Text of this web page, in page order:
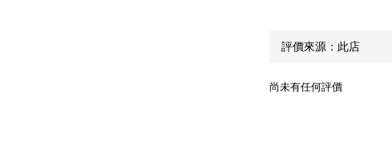
尚未有任何評價